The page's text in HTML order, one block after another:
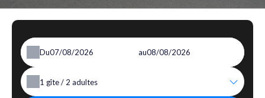
Du au
1 gîte / 2 adultes